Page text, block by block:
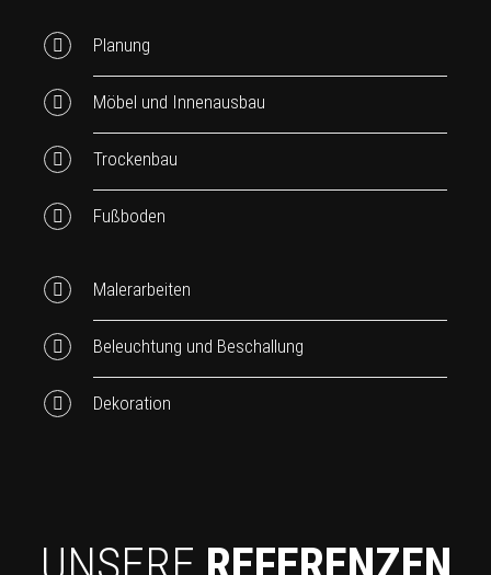
Planung
Möbel und Innenausbau
Trockenbau
Fußboden
Malerarbeiten
Beleuchtung und Beschallung
Dekoration
UNSERE REFERENZEN